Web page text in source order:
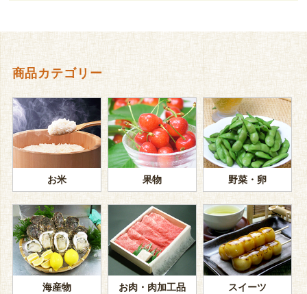
商品カテゴリー
お米 果物 野菜・卵
海産物 お肉・肉加工品 スイーツ